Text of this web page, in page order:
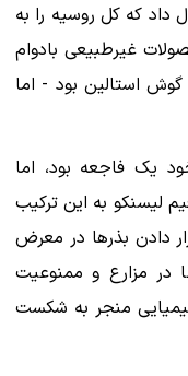
داد که کل روسیه را به
غیرطبیعی بادوام
استالین بود - اما
یک فاجعه بود، اما
لیسنکو به این ترکیب
دادن بذرها در معرض
در مزارع و ممنوعیت
منجر به شکست